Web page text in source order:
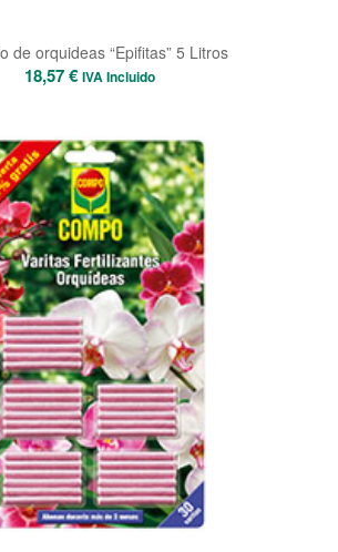
de orquideas “Epifitas” 5 Litros
18,57€ IVA Incluido